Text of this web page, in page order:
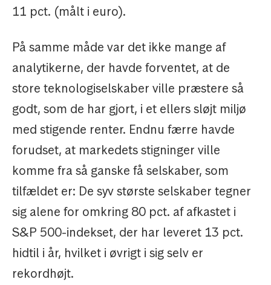
11 pct. (målt i euro).
På samme måde var det ikke mange af
analytikerne, der havde forventet, at de
store teknologiselskaber ville præstere så
godt, som de har gjort, i et ellers sløjt miljø
med stigende renter. Endnu færre havde
forudset, at markedets stigninger ville
komme fra så ganske få selskaber, som
tilfældet er: De syv største selskaber tegner
sig alene for omkring 80 pct. af afkastet i
S&P 500-indekset, der har leveret 13 pct.
hidtil i år, hvilket i øvrigt i sig selv er
rekordhøjt.